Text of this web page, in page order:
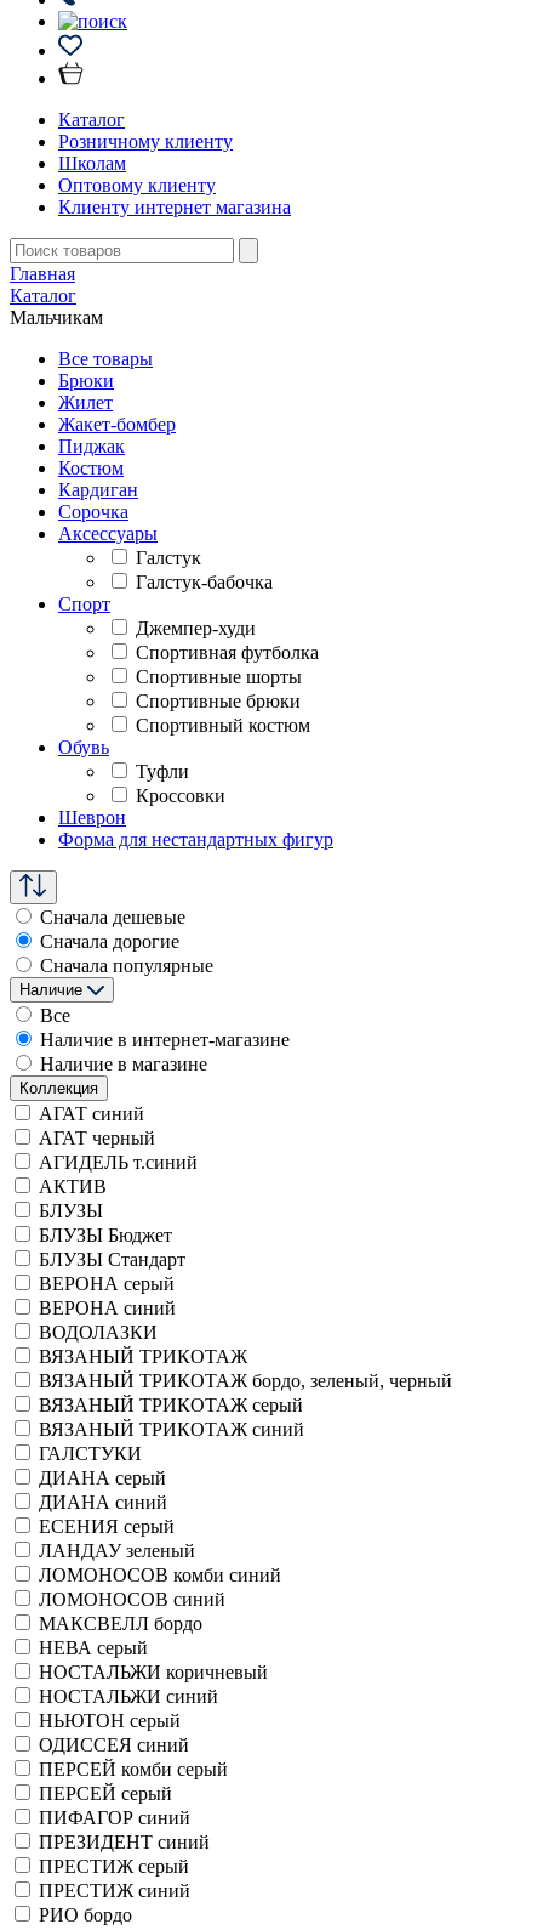
Каталог
Розничному клиенту
Школам
Оптовому клиенту
Клиенту интернет магазина
Главная
Каталог
Мальчикам
Все товары
Брюки
Жилет
Жакет-бомбер
Пиджак
Костюм
Кардиган
Сорочка
Аксессуары
Галстук
Галстук-бабочка
Спорт
Джемпер-худи
Спортивная футболка
Спортивные шорты
Спортивные брюки
Спортивный костюм
Обувь
Туфли
Кроссовки
Шеврон
Форма для нестандартных фигур
Сначала дешевые
Сначала дорогие
Сначала популярные
Наличие
Все
Наличие в интернет-магазине
Наличие в магазине
Коллекция
АГАТ синий
АГАТ черный
АГИДЕЛЬ т.синий
АКТИВ
БЛУЗЫ
БЛУЗЫ Бюджет
БЛУЗЫ Стандарт
ВЕРОНА серый
ВЕРОНА синий
ВОДОЛАЗКИ
ВЯЗАНЫЙ ТРИКОТАЖ
ВЯЗАНЫЙ ТРИКОТАЖ бордо, зеленый, черный
ВЯЗАНЫЙ ТРИКОТАЖ серый
ВЯЗАНЫЙ ТРИКОТАЖ синий
ГАЛСТУКИ
ДИАНА серый
ДИАНА синий
ЕСЕНИЯ серый
ЛАНДАУ зеленый
ЛОМОНОСОВ комби синий
ЛОМОНОСОВ синий
МАКСВЕЛЛ бордо
НЕВА серый
НОСТАЛЬЖИ коричневый
НОСТАЛЬЖИ синий
НЬЮТОН серый
ОДИССЕЯ синий
ПЕРСЕЙ комби серый
ПЕРСЕЙ серый
ПИФАГОР синий
ПРЕЗИДЕНТ синий
ПРЕСТИЖ серый
ПРЕСТИЖ синий
РИО бордо